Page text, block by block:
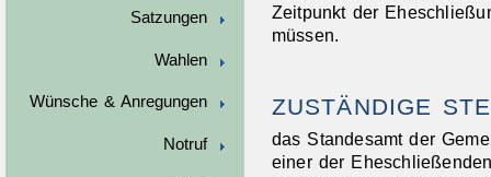
Satzungen
Wahlen
Wünsche & Anregungen
Notruf
Zeitpunkt der
müssen.
ZUSTÄNDIGE
das Standesamt der
einer der